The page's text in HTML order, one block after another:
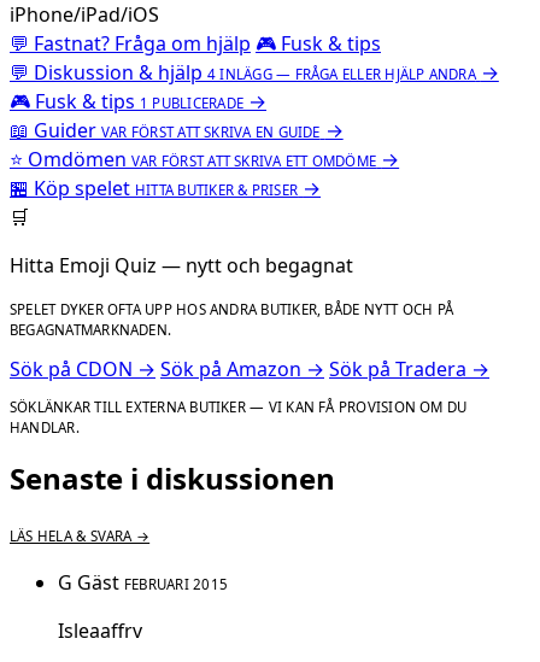
iPhone/iPad/iOS
💬 Fastnat? Fråga om hjälp 🎮 Fusk & tips
💬 Diskussion & hjälp 4 INLÄGG — FRÅGA ELLER HJÄLP ANDRA →
🎮 Fusk & tips 1 PUBLICERADE →
📖 Guider VAR FÖRST ATT SKRIVA EN GUIDE →
⭐ Omdömen VAR FÖRST ATT SKRIVA ETT OMDÖME →
🏪 Köp spelet HITTA BUTIKER & PRISER →
🛒
Hitta Emoji Quiz — nytt och begagnat
SPELET DYKER OFTA UPP HOS ANDRA BUTIKER, BÅDE NYTT OCH PÅ
BEGAGNATMARKNADEN.
Sök på CDON → Sök på Amazon → Sök på Tradera →
SÖKLÄNKAR TILL EXTERNA BUTIKER — VI KAN FÅ PROVISION OM DU
HANDLAR.
Senaste i diskussionen
LÄS HELA & SVARA →
G Gäst FEBRUARI 2015
Isleaaffrv